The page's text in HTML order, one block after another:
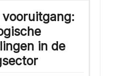
in de